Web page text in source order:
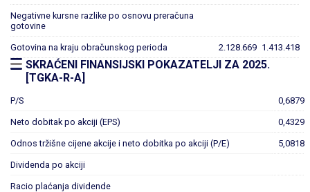
Negativne kursne razlike po osnovu preračuna
gotovine
Gotovina na kraju obračunskog perioda 2.128.669 1.413.418
SKRAĆENI FINANSIJSKI POKAZATELJI ZA 2025.
[TGKA-R-A]
P/S 0,6879
Neto dobitak po akciji (EPS) 0,4329
Odnos tržišne cijene akcije i neto dobitka po akciji (P/E) 5,0818
Dividenda po akciji
Racio plaćanja dividende